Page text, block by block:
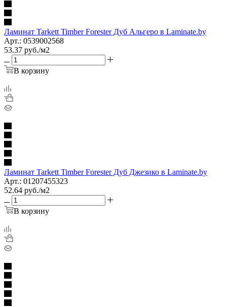
Ламинат Tarkett Timber Forester Дуб Альгеро в Laminate.by
Арт.: 0539002568
53.37 руб./м2
В корзину
Ламинат Tarkett Timber Forester Дуб Джезико в Laminate.by
Арт.: 01207455323
52.64 руб./м2
В корзину